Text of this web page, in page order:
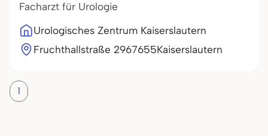
Facharzt für Urologie
Urologisches Zentrum Kaiserslautern
Fruchthallstraße 2967655Kaiserslautern
1